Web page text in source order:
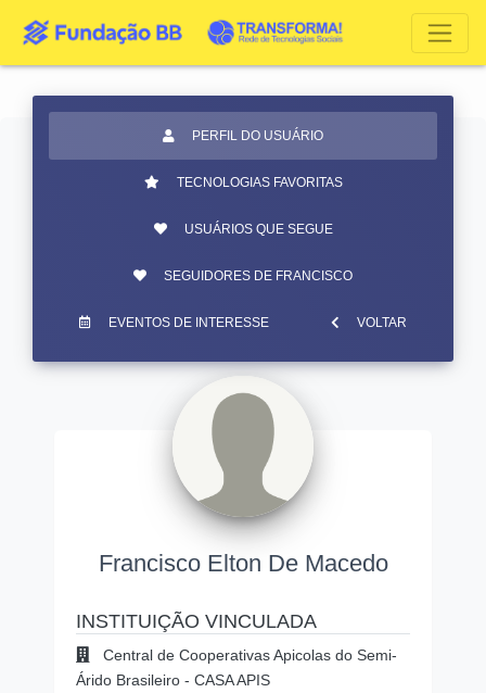
PERFIL DO USUÁRIO
TECNOLOGIAS FAVORITAS
USUÁRIOS QUE SEGUE
SEGUIDORES DE FRANCISCO
EVENTOS DE INTERESSE VOLTAR
Francisco Elton De Macedo
INSTITUIÇÃO VINCULADA
Central de Cooperativas Apicolas do Semi-
Árido Brasileiro - CASA APIS